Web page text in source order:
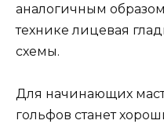
аналогичным
технике лицевая
схемы.
Для начинающих
гольфов станет